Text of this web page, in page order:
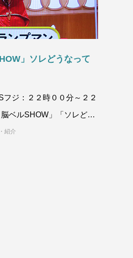
」ソレどうなって
ジ：２２時００分～２２
ベルSHOW」「ソレどう
紹介